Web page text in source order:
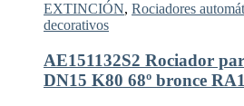
EXTINCIÓN, Rociadores
decorativos
AE151132S2 Rociador
DN15 K80 68º bronce